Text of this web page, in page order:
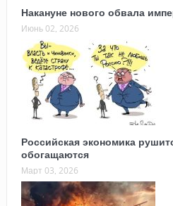
Накануне нового обвала
Июнь 02, 2026
Российская экономика
обогащаются
Март 03, 2026